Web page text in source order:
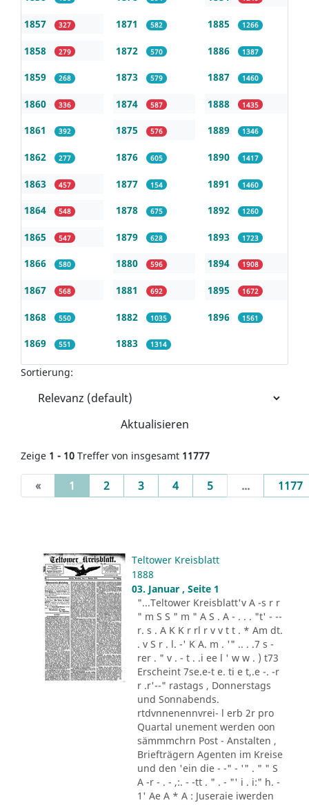
1857 327
1858 279
1859 268
1860 336
1861 392
1862 277
1863 457
1864 548
1865 547
1866 580
1867 568
1868 550
1869 551
1871 582
1872 570
1873 579
1874 587
1875 576
1876 605
1877 154
1878 675
1879 628
1880 596
1881 692
1882 1035
1883 1314
1885 1266
1886 1387
1887 1460
1888 1435
1889 1346
1890 1417
1891 1460
1892 1260
1893 1723
1894 1908
1895 1672
1896 1561
Sortierung:
Aktualisieren
Zeige 1 - 10 Treffer von insgesamt 11777
« 1 (current)
2 3 4 5 ... 1177
Teltower Kreisblatt
1888
03. Januar , Seite 1
"...Teltower Kreisblatt'v A -s r r
" m S S " m " A S . A - . . . "t' - --
r. s . A K K r rl r v v t t . * Am dt.
. v S r . l. -' K A. m . '" .. . .7 s -
rer . " v . - t . .i ee l ' w w . ) t73
Erscheint 7se.e-t e. ti e t,.e -. -r
r .r'--" rastags , Donnerstags
und Sonnabends.
rtdvnnenennvrei- l erb 2r pro
Quartal unement werden oon
sämmmchrn Post - Anstalten ,
Briefträgern Agenten im Kreise
und den 'ein die - -" - '" . " " S
A -r - . - ,:. - -tt . " . - "' i . i:" h. -
1' Ae A * A : Juseraie iwerden